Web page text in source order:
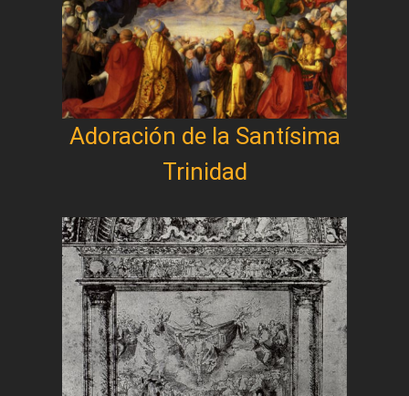
Adoración de la Santísima
Trinidad